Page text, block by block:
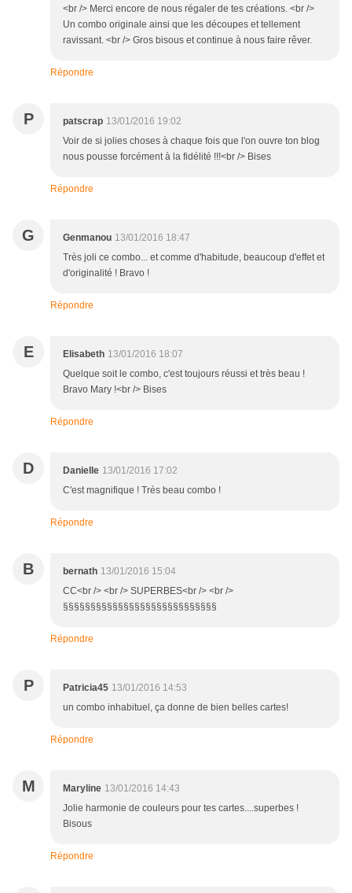
<br /> Merci encore de nous régaler de tes créations. <br />
Un combo originale ainsi que les découpes et tellement
ravissant. <br /> Gros bisous et continue à nous faire rêver.
Répondre
P patscrap 13/01/2016 19:02
Voir de si jolies choses à chaque fois que l'on ouvre ton blog
nous pousse forcément à la fidélité !!!<br /> Bises
Répondre
G Genmanou 13/01/2016 18:47
Très joli ce combo... et comme d'habitude, beaucoup d'effet et
d'originalité ! Bravo !
Répondre
E Elisabeth 13/01/2016 18:07
Quelque soit le combo, c'est toujours réussi et très beau !
Bravo Mary !<br /> Bises
Répondre
D Danielle 13/01/2016 17:02
C'est magnifique ! Très beau combo !
Répondre
B bernath 13/01/2016 15:04
CC<br /> <br /> SUPERBES<br /> <br />
§§§§§§§§§§§§§§§§§§§§§§§§§§§§
Répondre
P Patricia45 13/01/2016 14:53
un combo inhabituel, ça donne de bien belles cartes!
Répondre
M Maryline 13/01/2016 14:43
Jolie harmonie de couleurs pour tes cartes....superbes !
Bisous
Répondre